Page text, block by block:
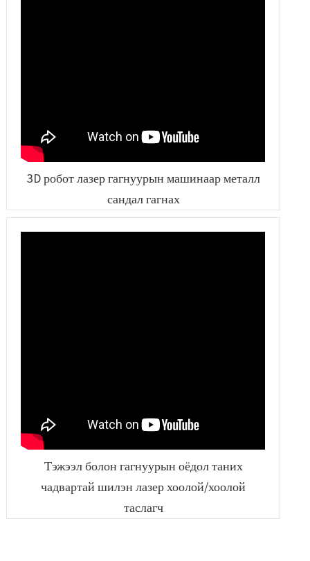
3D робот лазер гагнуурын машинаар металл
сандал гагнах
Тэжээл болон гагнуурын оёдол таних
чадвартай шилэн лазер хоолой/хоолой
таслагч